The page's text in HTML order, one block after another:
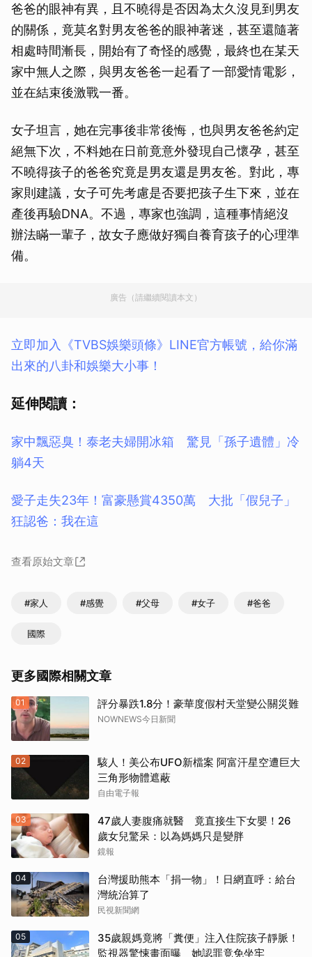
爸爸的眼神有異，且不曉得是否因為太久沒見到男友
的關係，竟莫名對男友爸爸的眼神著迷，甚至還隨著
相處時間漸長，開始有了奇怪的感覺，最終也在某天
家中無人之際，與男友爸爸一起看了一部愛情電影，
並在結束後激戰一番。
女子坦言，她在完事後非常後悔，也與男友爸爸約定
絕無下次，不料她在日前竟意外發現自己懷孕，甚至
不曉得孩子的爸爸究竟是男友還是男友爸。對此，專
家則建議，女子可先考慮是否要把孩子生下來，並在
產後再驗DNA。不過，專家也強調，這種事情絕沒
辦法瞞一輩子，故女子應做好獨自養育孩子的心理準
備。
廣告（請繼續閱讀本文）
立即加入《TVBS娛樂頭條》LINE官方帳號，給你滿
出來的八卦和娛樂大小事！
延伸閱讀：
家中飄惡臭！泰老夫婦開冰箱 驚見「孫子遺體」冷
躺4天
愛子走失23年！富豪懸賞4350萬 大批「假兒子」
狂認爸：我在這
查看原始文章
#家人 #感覺 #父母 #女子 #爸爸
國際
更多國際相關文章
01 評分暴跌1.8分！豪華度假村天堂變公關災難
NOWNEWS今日新聞
02
駭人！美公布UFO新檔案 阿富汗星空遭巨大
三角形物體遮蔽
自由電子報
03
47歲人妻腹痛就醫 竟直接生下女嬰！26
歲女兒驚呆：以為媽媽只是變胖
鏡報
04
台灣援助熊本「捐一物」！日網直呼：給台
灣統治算了
民視新聞網
05
35歲親媽竟將「糞便」注入住院孩子靜脈！
監視器驚悚畫面曝 她認罪竟免坐牢